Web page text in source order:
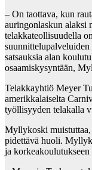
– On taottava, kun
auringonlaskun alaksi
telakkateollisuudella
satsauksia alan
osaamiskysyntään,
Telakkayhtiö Meyer
amerikkalaiselta
työllisyyden telakalla
Myllykoski muistuttaa,
pidettävä huoli.
ja